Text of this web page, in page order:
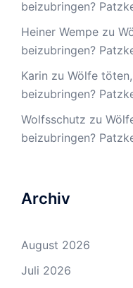
beizubringen?
Heiner Wempe zu
beizubringen?
Karin zu Wölfe
beizubringen?
Wolfsschutz zu
beizubringen?
Archiv
August 2026
Juli 2026